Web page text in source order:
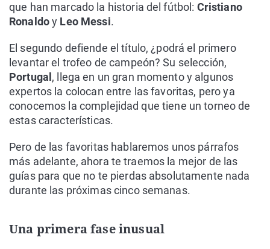
que han marcado la historia del fútbol: Cristiano
Ronaldoy Leo Messi.
El segundo defiende el título, ¿podrá el primero
levantar el trofeo de campeón? Su selección,
Portugal , llega en un gran momento y algunos
expertos la colocan entre las favoritas, pero ya
conocemos la complejidad que tiene un torneo de
estas características.
Pero de las favoritas hablaremos unos párrafos
más adelante, ahora te traemos la mejor de las
guías para que no te pierdas absolutamente nada
durante las próximas cinco semanas.
Una primera fase inusual